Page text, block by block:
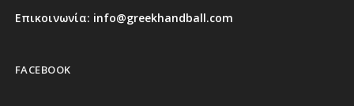
Επικοινωνία: info@greekhandball.com
FACEBOOK